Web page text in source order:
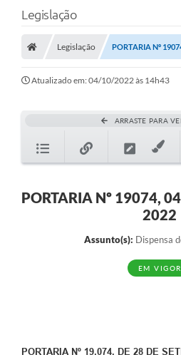
Legislação
Legislação PORTARIA Nº
Atualizado em: 04/10/2022 às 14h43
ARRASTE PARA
PORTARIA Nº 19074,
2022
Assunto(s): Dispensa
EM VIGOR
PORTARIA Nº 19.074, DE 28 DE